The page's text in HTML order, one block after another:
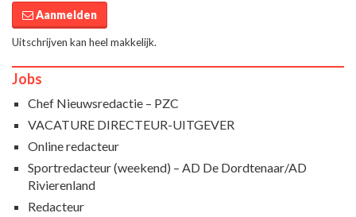
Aanmelden
Uitschrijven kan heel makkelijk.
Jobs
Chef Nieuwsredactie – PZC
VACATURE DIRECTEUR-UITGEVER
Online redacteur
Sportredacteur (weekend) – AD De Dordtenaar/AD
Rivierenland
Redacteur